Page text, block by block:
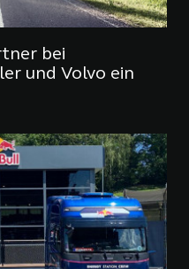
bei
und Volvo ein